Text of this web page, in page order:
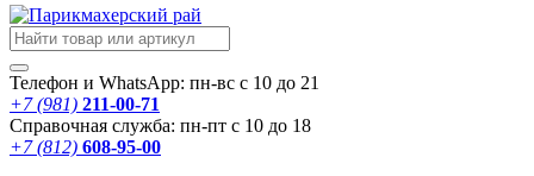
Телефон и WhatsApp: пн-вс с 10 до 21
+7 (981) 211-00-71
Справочная служба: пн-пт с 10 до 18
+7 (812) 608-95-00